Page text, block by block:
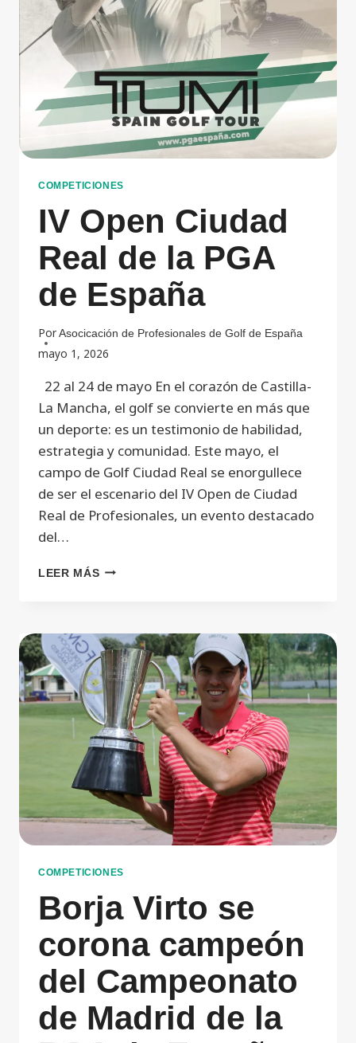
COMPETICIONES
IV Open Ciudad
Real de la PGA
de España
Por Asocicación de Profesionales de Golf de España
mayo 1, 2026
22 al 24 de mayo En el corazón de Castilla-
La Mancha, el golf se convierte en más que
un deporte: es un testimonio de habilidad,
estrategia y comunidad. Este mayo, el
campo de Golf Ciudad Real se enorgullece
de ser el escenario del IV Open de Ciudad
Real de Profesionales, un evento destacado
del…
LEER MÁS
COMPETICIONES
Borja Virto se
corona campeón
del Campeonato
de Madrid de la